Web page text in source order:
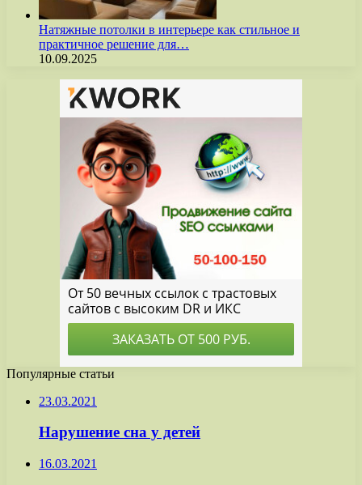
Натяжные потолки в интерьере как стильное и
практичное решение для…
10.09.2025
Популярные статьи
23.03.2021
Нарушение сна у детей
16.03.2021